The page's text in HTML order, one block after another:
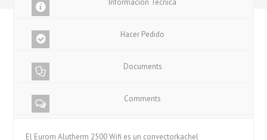
Información Tecnica
Hacer Pedido
Documents
Comments
El Eurom Alutherm 2500 Wifi es un convectorkachel